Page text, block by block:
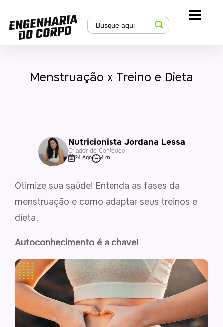
Menstruação x Treino e Dieta
Nutricionista Jordana Lessa
Criador de Conteúdo
24 Ago 4 m
Otimize sua saúde! Entenda as fases da
menstruação e como adaptar seus treinos e
dieta.
Autoconhecimento é a chave!